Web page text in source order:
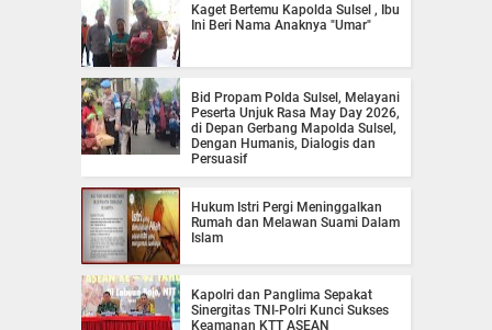
Kaget Bertemu Kapolda Sulsel , Ibu
Ini Beri Nama Anaknya "Umar"
Bid Propam Polda Sulsel, Melayani
Peserta Unjuk Rasa May Day 2026,
di Depan Gerbang Mapolda Sulsel,
Dengan Humanis, Dialogis dan
Persuasif
Hukum Istri Pergi Meninggalkan
Rumah dan Melawan Suami Dalam
Islam
Kapolri dan Panglima Sepakat
Sinergitas TNI-Polri Kunci Sukses
Keamanan KTT ASEAN